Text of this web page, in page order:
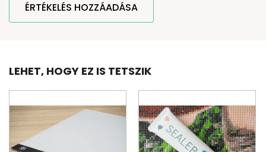
ÉRTÉKELÉS HOZZÁADÁSA
LEHET, HOGY EZ IS TETSZIK